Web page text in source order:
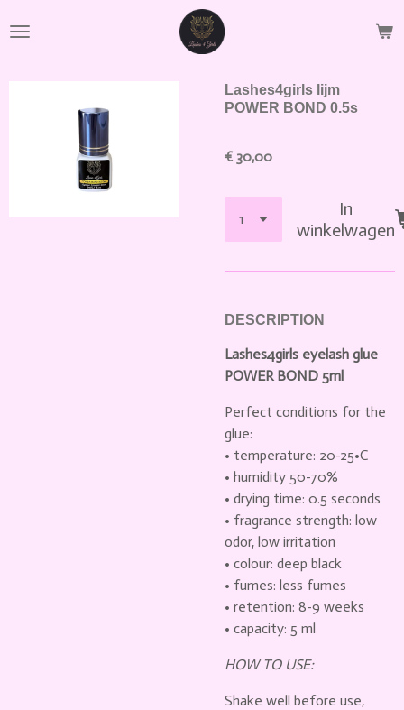
direct
hoofdinhoud
Lashes4girls lijm
POWER BOND 0.5s
€ 30,00
In
winkelwagen
DESCRIPTION
Lashes4girls eyelash glue
POWER BOND 5ml
Perfect conditions for the
glue:
• temperature: 20-25•C
• humidity 50-70%
• drying time: 0.5 seconds
• fragrance strength: low
odor, low irritation
• colour: deep black
• fumes: less fumes
• retention: 8-9 weeks
• capacity: 5 ml
HOW TO USE:
Shake well before use,